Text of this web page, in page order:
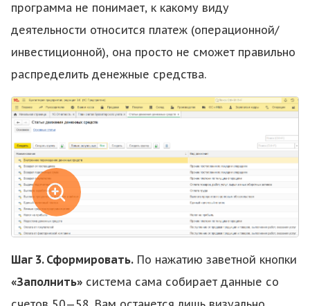
программа не понимает, к какому виду
деятельности относится платеж (операционной/
инвестиционной), она просто не сможет правильно
распределить денежные средства.
Шаг 3. Сформировать. По нажатию заветной кнопки
«Заполнить» система сама собирает данные со